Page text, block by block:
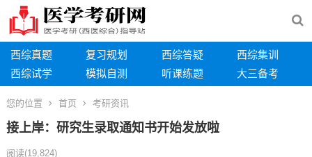
西综真题 复习规划 西综答疑
西综集训
西综试学
模拟自测 听课练题 大三备考
您的位置 首页 考研资讯
接上岸：研究生录取通知书开始发放啦
阅读(19,824)